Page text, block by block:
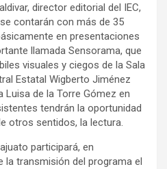
director editorial del IEC,
contarán con más de 35
en presentaciones
llamada Sensorama, que
visuales y ciegos de la Sala
Estatal Wigberto Jiménez
Luisa de la Torre Gómez en
tendrán la oportunidad
otros sentidos, la lectura.
participará, en
la transmisión del programa el